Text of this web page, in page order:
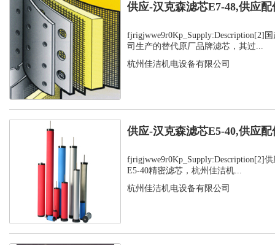
供应-汉克森滤芯E7-48,供应配
fjrigjwwe9r0Kp_Supply:Description[2]
司生产的替代原厂品牌滤芯，其过...
杭州佳洁机电设备有限公司
供应-汉克森滤芯E5-40,供应配
fjrigjwwe9r0Kp_Supply:Description[2]
E5-40精密滤芯，杭州佳洁机...
杭州佳洁机电设备有限公司